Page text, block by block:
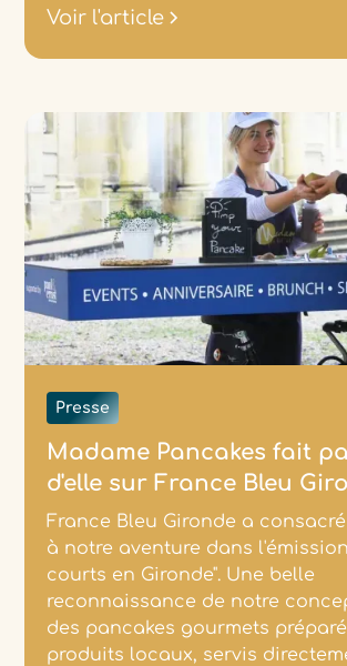
Voir l'article
Presse
Madame Pancakes fait
d'elle sur France Bleu
France Bleu Gironde a
à notre aventure dans
courts en Gironde". Une belle
reconnaissance de notre
des pancakes gourmets
produits locaux, servis